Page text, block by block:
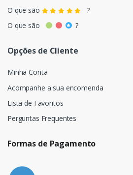
O que são
?
O que são
?
Opções de Cliente
Minha Conta
Acompanhe a sua encomenda
Lista de Favoritos
Perguntas Frequentes
Formas de Pagamento